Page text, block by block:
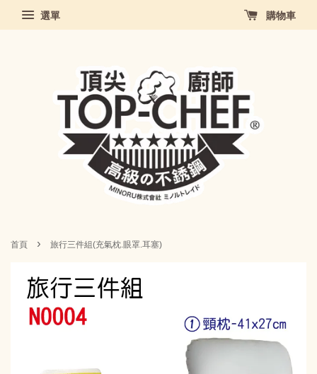
選單 購物車
首頁 › 旅行三件組(充氣枕.眼罩.耳塞)